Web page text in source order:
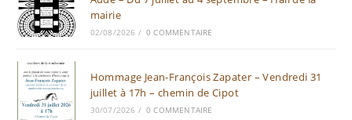
mairie
02/08/2026 / 0 COMMENTAIRE
Hommage Jean-François Zapater – Vendredi 31
juillet à 17h – chemin de Cipot
30/07/2026 / 0 COMMENTAIRE